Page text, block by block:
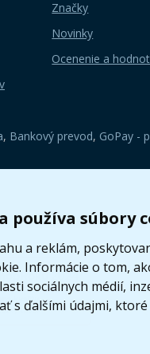
používa súbory
a reklám,
Informácie o tom,
sociálnych médií,
s ďalšími údajmi,
Značky
Novinky
Ocenenie a
, Bankový prevod, GoPay -